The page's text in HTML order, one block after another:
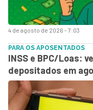
4 de agosto de 2026 - 7:03
PARA OS APOSENTADOS
INSS e BPC/Loas:
depositados em